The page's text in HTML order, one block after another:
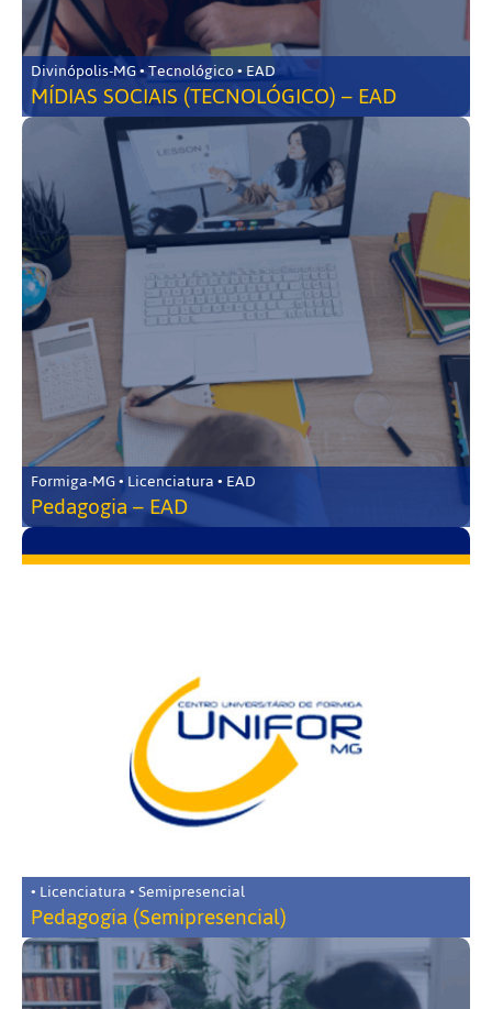
Divinópolis-MG • Tecnológico • EAD
MÍDIAS SOCIAIS (TECNOLÓGICO) – EAD
Formiga-MG • Licenciatura • EAD
Pedagogia – EAD
• Licenciatura • Semipresencial
Pedagogia (Semipresencial)